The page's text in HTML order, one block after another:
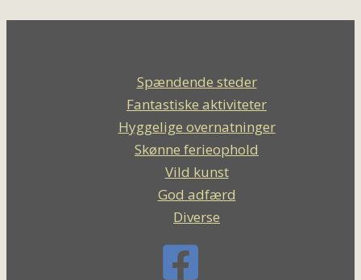
Spændende steder
Fantastiske aktiviteter
Hyggelige overnatninger
Skønne ferieophold
Vild kunst
God adfærd
Diverse